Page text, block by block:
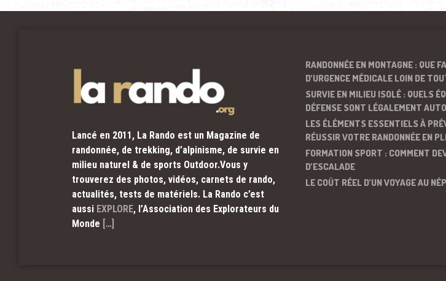
Lancé en 2011, La Rando est un Magazine de
randonnée, de trekking, d’alpinisme, de survie en
milieu naturel & de sports Outdoor.Vous y
trouverez des photos, vidéos, carnets de rando,
actualités, tests de matériels. La Rando c’est
aussi EXPLORE, l’Association des Explorateurs du
Monde […]
RANDONNÉE EN MONTAGNE : QUE
D’URGENCE MÉDICALE LOIN DE
SURVIE EN MILIEU ISOLÉ : QUELS
DÉFENSE SONT LÉGALEMENT
LES ÉLÉMENTS ESSENTIELS À
RÉUSSIR VOTRE RANDONNÉE EN
FORMATION SPORT : COMMENT
D’ESCALADE
LE COÛT RÉEL D’UN VOYAGE AU